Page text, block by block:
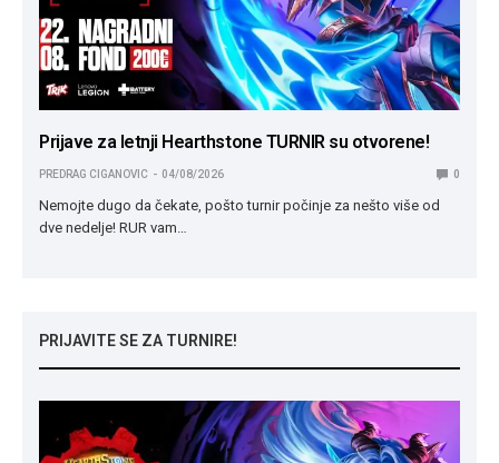
Prijave za letnji Hearthstone TURNIR su otvorene!
PREDRAG CIGANOVIC 04/08/2026 0
Nemojte dugo da čekate, pošto turnir počinje za nešto više od
dve nedelje! RUR vam…
PRIJAVITE SE ZA TURNIRE!